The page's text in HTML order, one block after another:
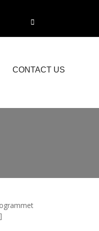
CONTACT US